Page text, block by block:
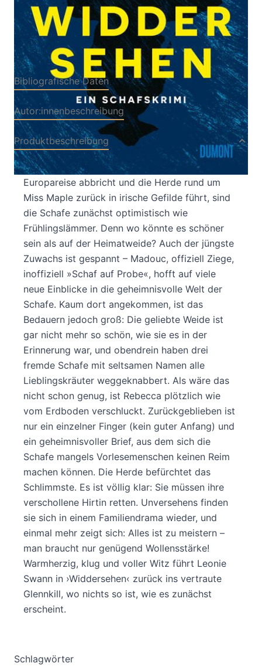
Buch 336 Seiten
Hardcover
ISBN: 978-3-75580106-
1
Bibliografische Daten
Autor:innenbeschreibung
Produktbeschreibung
Als ihre Schäferin Rebecca urplötzlich die
Europareise abbricht und die Herde rund um
Miss Maple zurück in irische Gefilde führt, sind
die Schafe zunächst optimistisch wie
Frühlingslämmer. Denn wo könnte es schöner
sein als auf der Heimatweide? Auch der jüngste
Zuwachs ist gespannt – Madouc, offiziell Ziege,
inoffiziell »Schaf auf Probe«, hofft auf viele
neue Einblicke in die geheimnisvolle Welt der
Schafe. Kaum dort angekommen, ist das
Bedauern jedoch groß: Die geliebte Weide ist
gar nicht mehr so schön, wie sie es in der
Erinnerung war, und obendrein haben drei
fremde Schafe mit seltsamen Namen alle
Lieblingskräuter weggeknabbert. Als wäre das
nicht schon genug, ist Rebecca plötzlich wie
vom Erdboden verschluckt. Zurückgeblieben ist
nur ein einzelner Finger (kein guter Anfang) und
ein geheimnisvoller Brief, aus dem sich die
Schafe mangels Vorlesemenschen keinen Reim
machen können. Die Herde befürchtet das
Schlimmste. Es ist völlig klar: Sie müssen ihre
verschollene Hirtin retten. Unversehens finden
sie sich in einem Familiendrama wieder, und
einmal mehr zeigt sich: Alles ist zu meistern –
man braucht nur genügend Wollensstärke!
Warmherzig, klug und voller Witz führt Leonie
Swann in ›Widdersehen‹ zurück ins vertraute
Glennkill, wo nichts so ist, wie es zunächst
erscheint.
Schlagwörter